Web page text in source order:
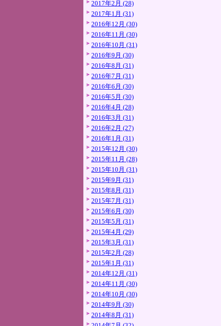
2017年2月 (28)
2017年1月 (31)
2016年12月 (30)
2016年11月 (30)
2016年10月 (31)
2016年9月 (30)
2016年8月 (31)
2016年7月 (31)
2016年6月 (30)
2016年5月 (30)
2016年4月 (28)
2016年3月 (31)
2016年2月 (27)
2016年1月 (31)
2015年12月 (30)
2015年11月 (28)
2015年10月 (31)
2015年9月 (31)
2015年8月 (31)
2015年7月 (31)
2015年6月 (30)
2015年5月 (31)
2015年4月 (29)
2015年3月 (31)
2015年2月 (28)
2015年1月 (31)
2014年12月 (31)
2014年11月 (30)
2014年10月 (30)
2014年9月 (30)
2014年8月 (31)